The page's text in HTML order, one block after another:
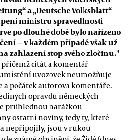
a „Deutsche Volksblatt“
ministru spravedlnosti
po dlouhé době bylo nařízeno
—v každém případě však už
zahlazení stop svého zločinu.”
přičemž citát a komentář
uvozovek neumožňuje
a počátek autorova komentáře.
opravdu německých
průhlednou narážkou
ostatní noviny, tedy ty, které
nepřipojily, jsou v rukou